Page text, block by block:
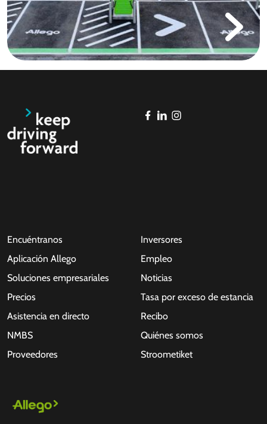
Encuéntranos
Aplicación Allego
Soluciones empresariales
Precios
Asistencia en directo
NMBS
Proveedores
Inversores
Empleo
Noticias
Tasa por exceso de estancia
Recibo
Quiénes somos
Stroometiket